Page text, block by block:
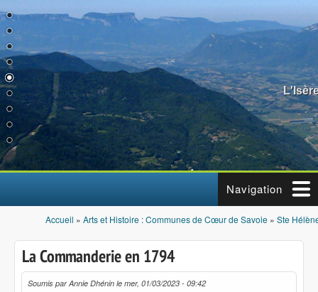
Aller au contenu principal
Navigation
Vous êtes ici
Accueil » Arts et Histoire : Communes de Cœur de Savoie » Ste
La Commanderie en 1794
Soumis parAnnie Dhénin le mer, 01/03/2023 - 09:42